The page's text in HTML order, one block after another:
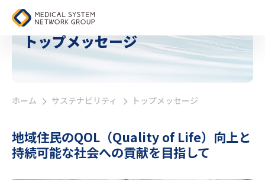
トップメッセージ
ホーム >
サステナビリティ >
トップメッセージ
地域住民のQOL（Quality of Life）向上と
持続可能な社会への貢献を目指して